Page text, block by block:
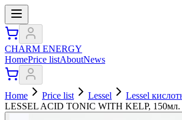
CHARM ENERGY
HomePrice listAboutNews
Home Price list Lessel
Lessel
LESSEL ACID TONIC WITH KELP, 150мл.